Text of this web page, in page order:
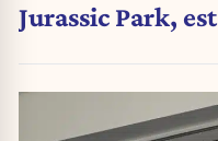
Jurassic Park,